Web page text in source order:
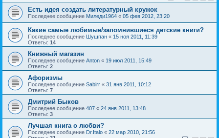
Есть идея создать литературный кружок
Последнее сообщение Миледи1964 « 05 фев 2012, 23:20
Какие самые любимые/запомнившиеся детские книги?
Последнее сообщение Шушпан « 15 ноя 2011, 11:39
Ответы: 14
Книжный магазин
Последнее сообщение Anton « 19 июл 2011, 15:49
Ответы: 2
Афоризмы
Последнее сообщение Sabirr « 31 янв 2011, 10:12
Ответы: 7
Дмитрий Быков
Последнее сообщение 407 « 24 янв 2011, 13:48
Ответы: 3
Лучшая книга о любви?
Последнее сообщение Dr.Italo « 22 мар 2010, 21:56